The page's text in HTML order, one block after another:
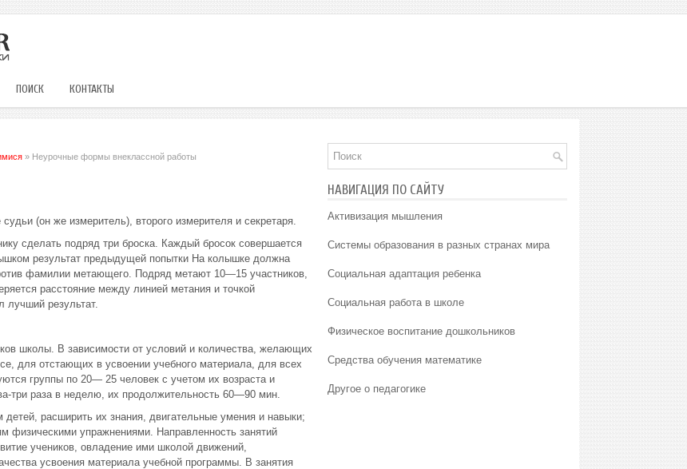
ПОИСК КОНТАКТЫ
» Неурочные формы внеклассной работы
(он же измеритель), второго измерителя и секретаря.
сделать подряд три броска. Каждый бросок совершается
результат предыдущей попытки На колышке должна
фамилии метающего. Подряд метают 10—15 участников,
расстояние между линией метания и точкой
лучший результат.
школы. В зависимости от условий и количества, желающих
для отстающих в усвоении учебного материала, для всех
группы по 20— 25 человек с учетом их возраста и
три раза в неделю, их продолжительность 60—90 мин.
расширить их знания, двигательные умения и навыки;
физическими упражнениями. Направленность занятий
учеников, овладение ими школой движений,
усвоения материала учебной программы. В занятия
НАВИГАЦИЯ ПО САЙТУ
Активизация мышления
Системы образования в разных странах мира
Социальная адаптация ребенка
Социальная работа в школе
Физическое воспитание дошкольников
Средства обучения математике
Другое о педагогике